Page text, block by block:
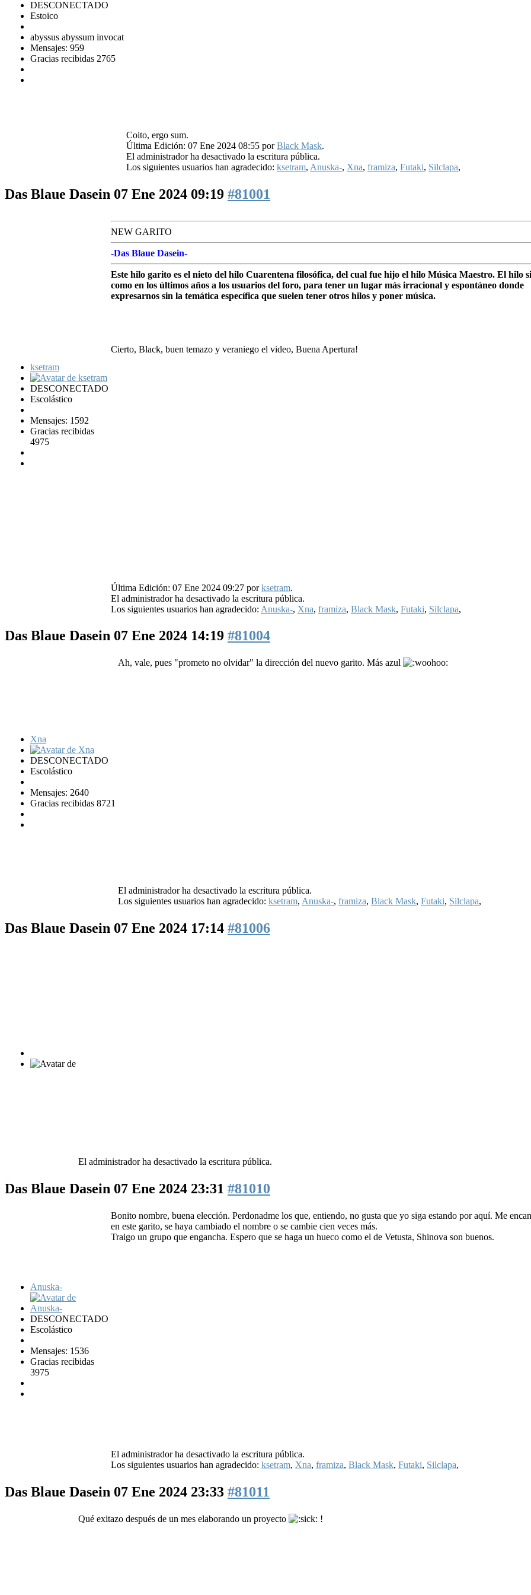
DESCONECTADO
Estoico
abyssus abyssum invocat
Mensajes: 959
Gracias recibidas 2765
Coito, ergo sum.
Última Edición: 07 Ene 2024 08:55 porBlack Mask.
El administrador ha desactivado la escritura pública.
Los siguientes usuarios han agradecido: ksetram, Anuska-, Xna, framiza, Futaki, Silclapa,
Das Blaue Dasein 07 Ene 2024 09:19 #81001
ksetram
DESCONECTADO
Escolástico
Mensajes: 1592
Gracias recibidas
4975
NEW GARITO
-Das Blaue Dasein-
Este hilo garito es el nieto del hilo Cuarentena filosófica, del cual fue hijo el hilo Música Maestro. El hilo
como en los últimos años a los usuarios del foro, para tener un lugar más irracional y espontáneo donde
expresarnos sin la temática específica que suelen tener otros hilos y poner música.
Cierto, Black, buen temazo y veraniego el video, Buena Apertura!
Última Edición: 07 Ene 2024 09:27 porksetram.
El administrador ha desactivado la escritura pública.
Los siguientes usuarios han agradecido: Anuska-, Xna, framiza, Black Mask, Futaki, Silclapa,
Das Blaue Dasein 07 Ene 2024 14:19 #81004
Xna
DESCONECTADO
Escolástico
Mensajes: 2640
Gracias recibidas 8721
Ah, vale, pues "prometo no olvidar" la dirección del nuevo garito. Más azul
El administrador ha desactivado la escritura pública.
Los siguientes usuarios han agradecido: ksetram, Anuska-, framiza, Black Mask, Futaki, Silclapa,
Das Blaue Dasein 07 Ene 2024 17:14 #81006
El administrador ha desactivado la escritura pública.
Das Blaue Dasein 07 Ene 2024 23:31 #81010
Anuska-
DESCONECTADO
Escolástico
Mensajes: 1536
Gracias recibidas
3975
Bonito nombre, buena elección. Perdonadme los que, entiendo, no gusta que yo siga estando por aquí. Me
en este garito, se haya cambiado el nombre o se cambie cien veces más.
Traigo un grupo que engancha. Espero que se haga un hueco como el de Vetusta, Shinova son buenos.
El administrador ha desactivado la escritura pública.
Los siguientes usuarios han agradecido: ksetram, Xna, framiza, Black Mask, Futaki, Silclapa,
Das Blaue Dasein 07 Ene 2024 23:33 #81011
Qué exitazo después de un mes elaborando un proyecto !